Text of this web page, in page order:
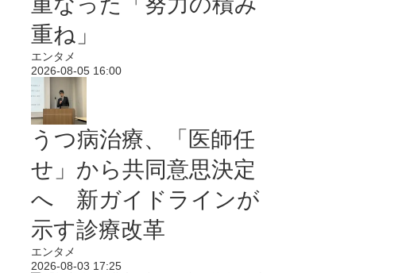
重ね」
エンタメ
2026-08-05 16:00
うつ病治療、「医師任
せ」から共同意思決定
へ 新ガイドラインが
示す診療改革
エンタメ
2026-08-03 17:25